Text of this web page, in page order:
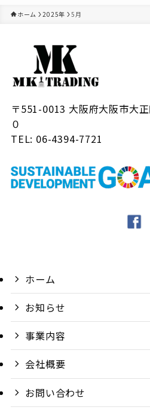
ホーム 2025年 5月
〒551-0013 大阪府大阪市大
０
TEL: 06-4394-7721
ホーム
お知らせ
事業内容
会社概要
お問い合わせ